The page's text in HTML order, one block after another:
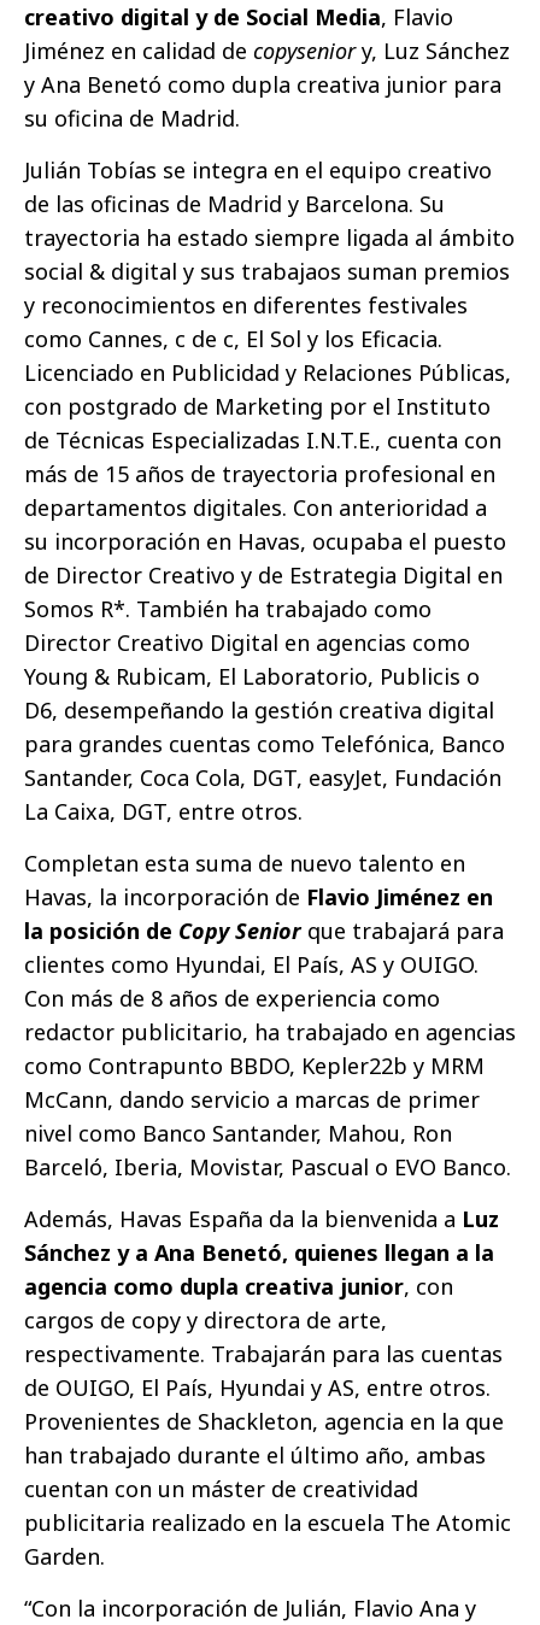
creativo digital y de Social Media, Flavio
Jiménez en calidad de copyseniory, Luz Sánchez
y Ana Benetó como dupla creativa junior para
su oficina de Madrid.
Julián Tobías se integra en el equipo creativo
de las oficinas de Madrid y Barcelona. Su
trayectoria ha estado siempre ligada al ámbito
social & digital y sus trabajaos suman premios
y reconocimientos en diferentes festivales
como Cannes, c de c, El Sol y los Eficacia.
Licenciado en Publicidad y Relaciones Públicas,
con postgrado de Marketing por el Instituto
de Técnicas Especializadas I.N.T.E., cuenta con
más de 15 años de trayectoria profesional en
departamentos digitales. Con anterioridad a
su incorporación en Havas, ocupaba el puesto
de Director Creativo y de Estrategia Digital en
Somos R*. También ha trabajado como
Director Creativo Digital en agencias como
Young & Rubicam, El Laboratorio, Publicis o
D6, desempeñando la gestión creativa digital
para grandes cuentas como Telefónica, Banco
Santander, Coca Cola, DGT, easyJet, Fundación
La Caixa, DGT, entre otros.
Completan esta suma de nuevo talento en
Havas, la incorporación de Flavio Jiménez en
la posición de Copy Senior que trabajará para
clientes como Hyundai, El País, AS y OUIGO.
Con más de 8 años de experiencia como
redactor publicitario, ha trabajado en agencias
como Contrapunto BBDO, Kepler22b y MRM
McCann, dando servicio a marcas de primer
nivel como Banco Santander, Mahou, Ron
Barceló, Iberia, Movistar, Pascual o EVO Banco.
Además, Havas España da la bienvenida a Luz
Sánchez y a Ana Benetó, quienes llegan a la
agencia como dupla creativa junior, con
cargos de copy y directora de arte,
respectivamente. Trabajarán para las cuentas
de OUIGO, El País, Hyundai y AS, entre otros.
Provenientes de Shackleton, agencia en la que
han trabajado durante el último año, ambas
cuentan con un máster de creatividad
publicitaria realizado en la escuela The Atomic
Garden.
“Con la incorporación de Julián, Flavio Ana y